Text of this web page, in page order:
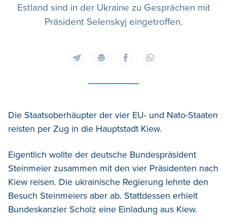
Estland sind in der Ukraine zu Gesprächen mit
Präsident Selenskyj eingetroffen.
Die Staatsoberhäupter der vier EU- und Nato-Staaten
reisten per Zug in die Hauptstadt Kiew.
Eigentlich wollte der deutsche Bundespräsident
Steinmeier zusammen mit den vier Präsidenten nach
Kiew reisen. Die ukrainische Regierung lehnte den
Besuch Steinmeiers aber ab. Stattdessen erhielt
Bundeskanzler Scholz eine Einladung aus Kiew.